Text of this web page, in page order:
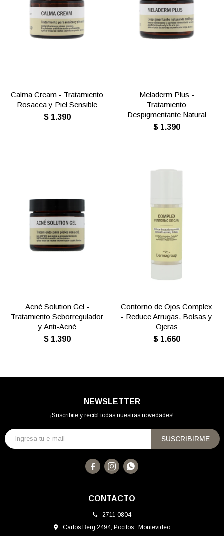
Calma Cream - Tratamiento
Rosacea y Piel Sensible
$ 1.390
Meladerm Plus -
Tratamiento
Despigmentante Natural
$ 1.390
Acné Solution Gel -
Tratamiento Seborregulador
y Anti-Acné
$ 1.390
Contorno de Ojos Complex
- Reduce Arrugas, Bolsas y
Ojeras
$ 1.660
CONTACTO
2711 0804
Carlos Berg 2494, Pocitos., Montevideo
NEWSLETTER
¡Suscribite y recibí todas nuestras novedades!
SUSCRIBIRME
  